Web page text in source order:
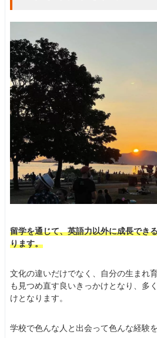
留学を通じて、英語力以外に成長でき
ります。
文化の違いだけでなく、自分の生まれ
も見つめ直す良いきっかけとなり、多
けとなります。
学校で色んな人と出会って色んな経験